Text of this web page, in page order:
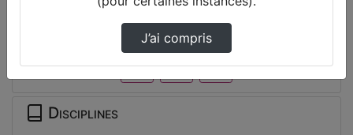
Disciplines
J’ai compris